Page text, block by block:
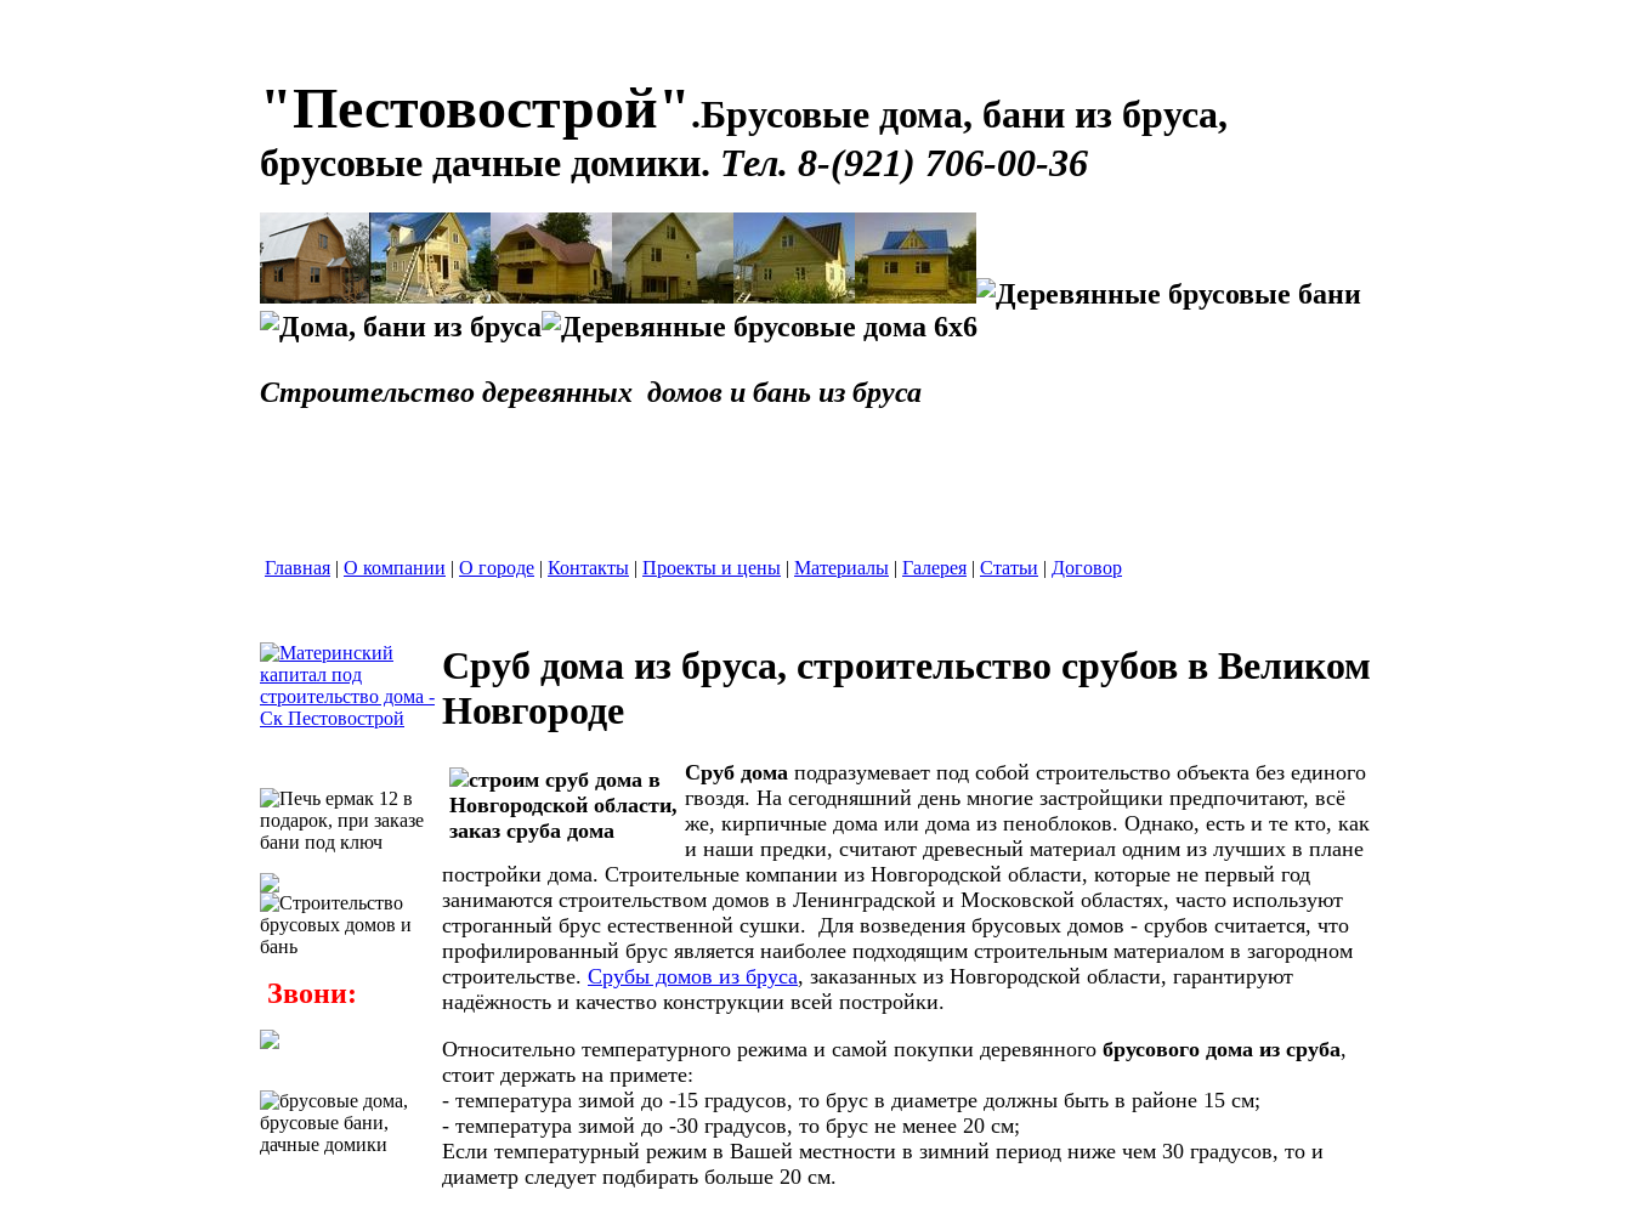
"Пестовострой".Брусовые дома, бани из бруса,
брусовые дачные домики. Тел. 8-(921) 706-00-36
Строительство деревянных домов и бань из бруса
Главная | О компании | О городе | Контакты | Проекты и цены | Материалы | Галерея | Статьи | Договор
Звони:
Сруб дома из бруса, строительство срубов в Великом
Новгороде
Сруб дома подразумевает под собой строительство объекта без единого
гвоздя. На сегодняшний день многие застройщики предпочитают, всё
же, кирпичные дома или дома из пеноблоков. Однако, есть и те кто, как
и наши предки, считают древесный материал одним из лучших в плане
постройки дома. Строительные компании из Новгородской области, которые не первый год
занимаются строительством домов в Ленинградской и Московской областях, часто используют
строганный брус естественной сушки.
Для возведения брусовых домов - срубов считается, что
профилированный брус является наиболее подходящим строительным материалом в загородном
строительстве. Срубы домов из бруса, заказанных из Новгородской области, гарантируют
надёжность и качество конструкции всей постройки.
Относительно температурного режима и самой покупки деревянного брусового дома из сруба,
стоит держать на примете:
- температура зимой до -15 градусов, то брус в диаметре должны быть в районе 15 см;
- температура зимой до -30 градусов, то брус не менее 20 см;
Если температурный режим в Вашей местности в зимний период ниже чем 30 градусов, то и
диаметр следует подбирать больше 20 см.